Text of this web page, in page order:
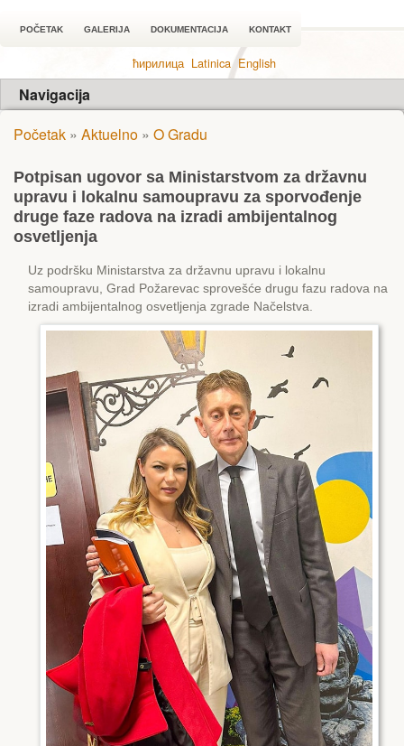
POČETAK GALERIJA DOKUMENTACIJA KONTAKT
ћирилица Latinica English
Navigacija
Početak » Aktuelno » O Gradu
Potpisan ugovor sa Ministarstvom za državnu
upravu i lokalnu samoupravu za sporvođenje
druge faze radova na izradi ambijentalnog
osvetljenja
Uz podršku Ministarstva za državnu upravu i lokalnu
samoupravu, Grad Požarevac sprovešće drugu fazu radova na
izradi ambijentalnog osvetljenja zgrade Načelstva.